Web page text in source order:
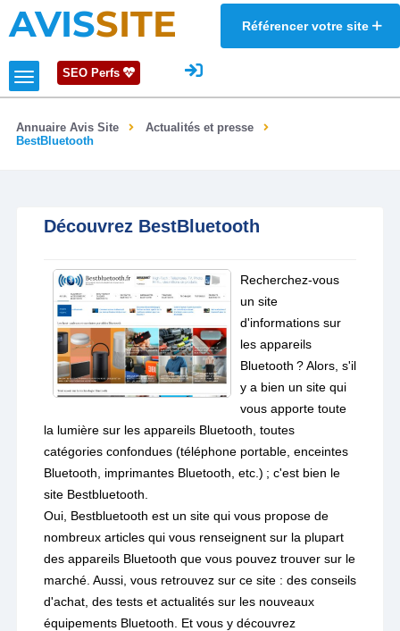
AVISSITE Référencer votre site
SEO Perfs
Annuaire Avis Site
Actualités et presse
BestBluetooth
Découvrez BestBluetooth
Recherchez-vous
un site
d'informations sur
les appareils
Bluetooth ? Alors, s'il
y a bien un site qui
vous apporte toute
la lumière sur les appareils Bluetooth, toutes
catégories confondues (téléphone portable, enceintes
Bluetooth, imprimantes Bluetooth, etc.) ; c'est bien le
site Bestbluetooth.
Oui, Bestbluetooth est un site qui vous propose de
nombreux articles qui vous renseignent sur la plupart
des appareils Bluetooth que vous pouvez trouver sur le
marché. Aussi, vous retrouvez sur ce site : des conseils
d'achat, des tests et actualités sur les nouveaux
équipements Bluetooth. Et vous y découvrez